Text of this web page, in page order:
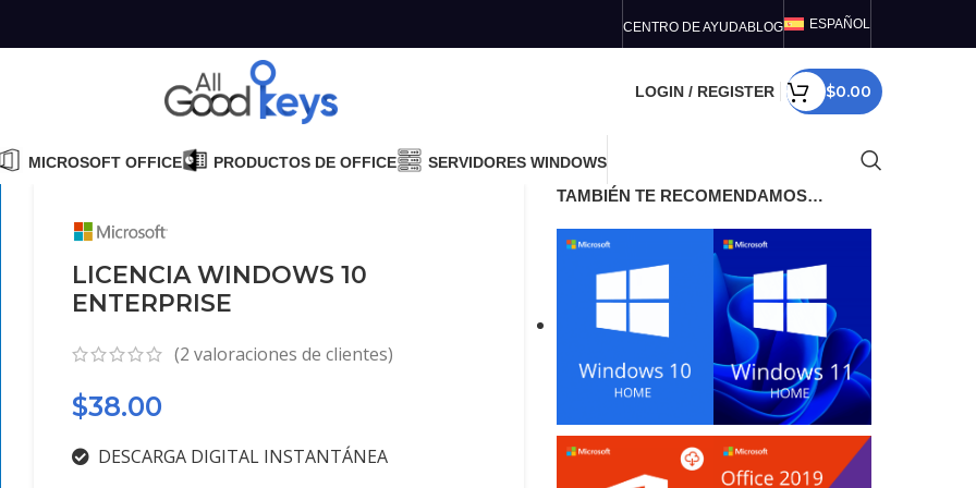
CENTRO DE AYUDABLOG ESPAÑOL
LOGIN / REGISTER $0.00
MICROSOFT OFFICE PRODUCTOS DE OFFICE SERVIDORES WINDOWS
LICENCIA WINDOWS 10
ENTERPRISE
(2 valoraciones de clientes)
$38.00
DESCARGA DIGITAL INSTANTÁNEA
TAMBIÉN TE RECOMENDAMOS…